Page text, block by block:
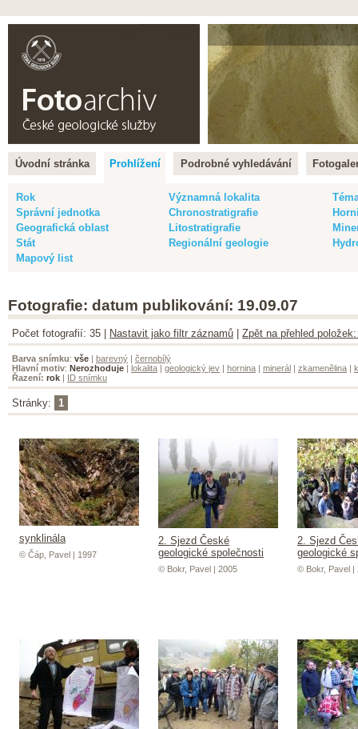
Úvodní stránka Prohlížení Podrobné vyhledávání
Rok Významná lokalita
Správní jednotka
Chronostratigrafie
Geografická oblast
Litostratigrafie
Stát
Regionální geologie
Mapový list
Fotografie: datum publikování: 19.09.07
Počet fotografií: 35 | Nastavit jako filtr záznamů Zpět na přehled
Barva snímku: vše | barevný | černobílý
Hlavní motiv: Nerozhoduje | lokalita | geologický jev | hornina | minerál | zkamenělina |
Řazení: rok | ID snímku
Stránky: 1
synklinála
© Čáp, Pavel | 1997
2. Sjezd České
geologické společnosti
© Bokr, Pavel | 2005
2. Sjezd
geologické
© Bokr, Pavel |